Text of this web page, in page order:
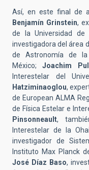
Así, en este final de
Benjamín Grinstein,
de la Universidad de
investigadora del área
de Astronomía de la
México;Joachim
Interestelar del
Hatziminaoglou,
de European ALMA
de Física Estelar e
Pinsonneault,
Interestelar de la
investigador de
Instituto Max Planck
José Díaz Baso,